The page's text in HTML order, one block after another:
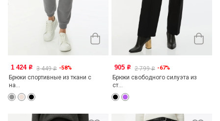
1 424 o 3 449o -58%
Брюки спортивные из ткани с
на...
905 o 2 799o -67%
Брюки свободного силуэта из
ст...